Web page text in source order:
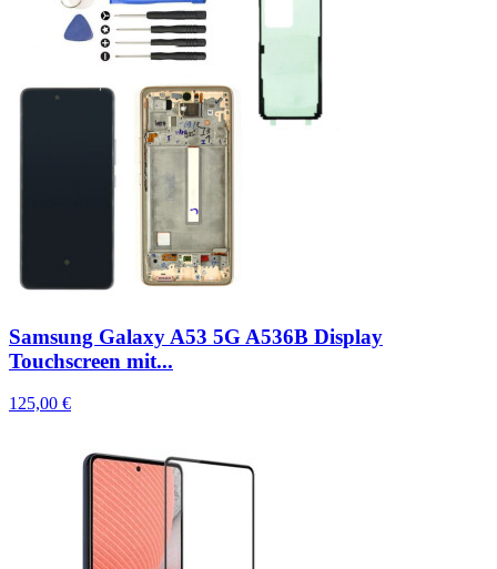
Samsung Galaxy A53 5G A536B Display
Touchscreen mit...
125,00 €